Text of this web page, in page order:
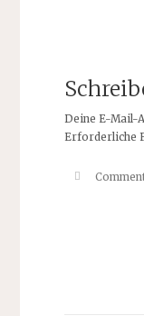
Deine E-Mail-
Erforderliche